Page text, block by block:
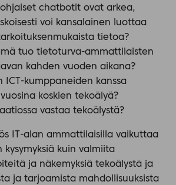
chatbotit ovat arkea,
voi kansalainen luottaa
tietoa?
tuo tietoturva-ammattilaisten
kahden vuoden aikana?
ICT-kumppaneiden kanssa
koskien tekoälyä?
vastaa tekoälystä?
IT-alan ammattilaisilla vaikuttaa
kuin valmiita
ja näkemyksiä tekoälystä ja
ja tarjoamista mahdollisuuksista